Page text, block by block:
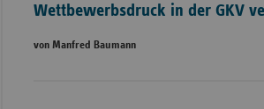
Wettbewerbsdruck in der GKV
von Manfred Baumann